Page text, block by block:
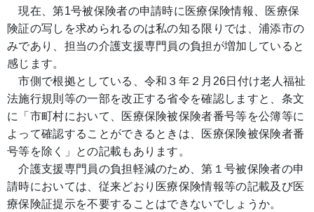
現在、第1号被保険者の申請時に医療保険情報、医療保
険証の写しを求められるのは私の知る限りでは、浦添市の
みであり、担当の介護支援専門員の負担が増加していると
感じます。
市側で根拠としている、令和３年２月26日付け老人福祉
法施行規則等の一部を改正する省令を確認しますと、条文
に「市町村において、医療保険被保険者番号等を公簿等に
よって確認することができるときは、医療保険被保険者番
号等を除く」との記載もあります。
介護支援専門員の負担軽減のため、第１号被保険者の申
請時においては、従来どおり医療保険情報等の記載及び医
療保険証提示を不要することはできないでしょうか。